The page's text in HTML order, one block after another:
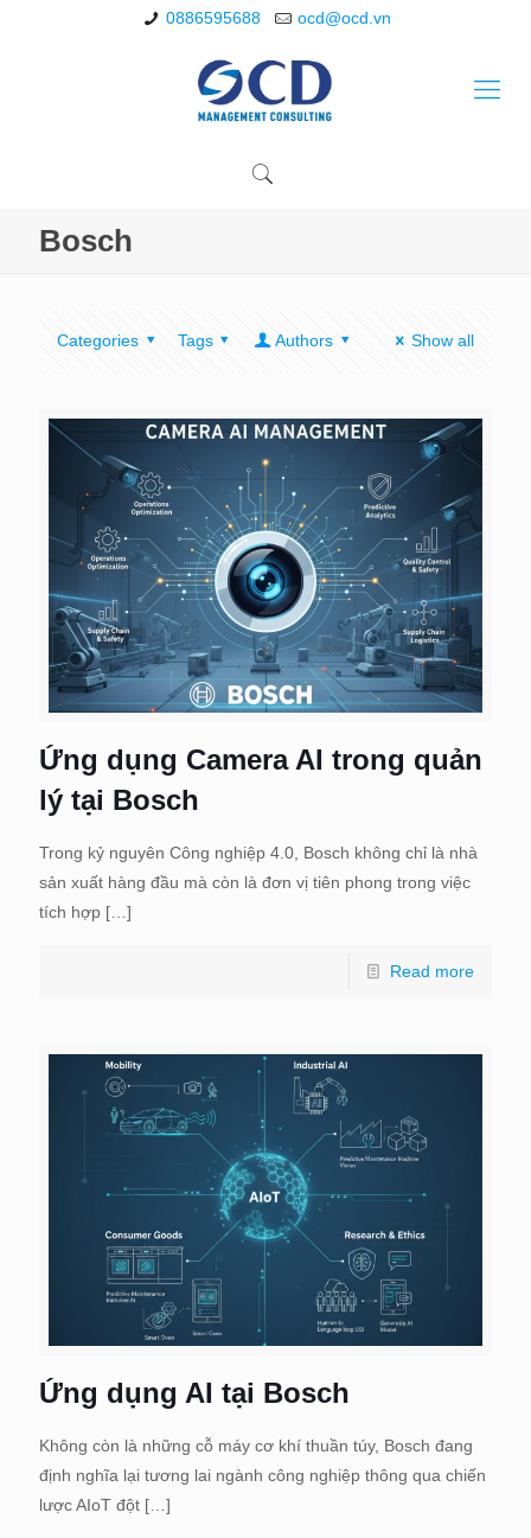
0886595688 ocd@ocd.vn
Bosch
Categories Tags Authors Show all
Ứng dụng Camera AI trong quản
lý tại Bosch
Trong kỷ nguyên Công nghiệp 4.0, Bosch không chỉ là nhà
sản xuất hàng đầu mà còn là đơn vị tiên phong trong việc
tích hợp […]
Read more
Ứng dụng AI tại Bosch
Không còn là những cỗ máy cơ khí thuần túy, Bosch đang
định nghĩa lại tương lai ngành công nghiệp thông qua chiến
lược AIoT đột […]